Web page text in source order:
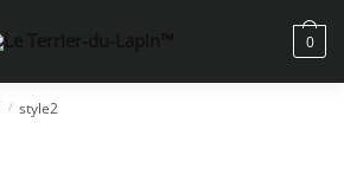
0
/ style2